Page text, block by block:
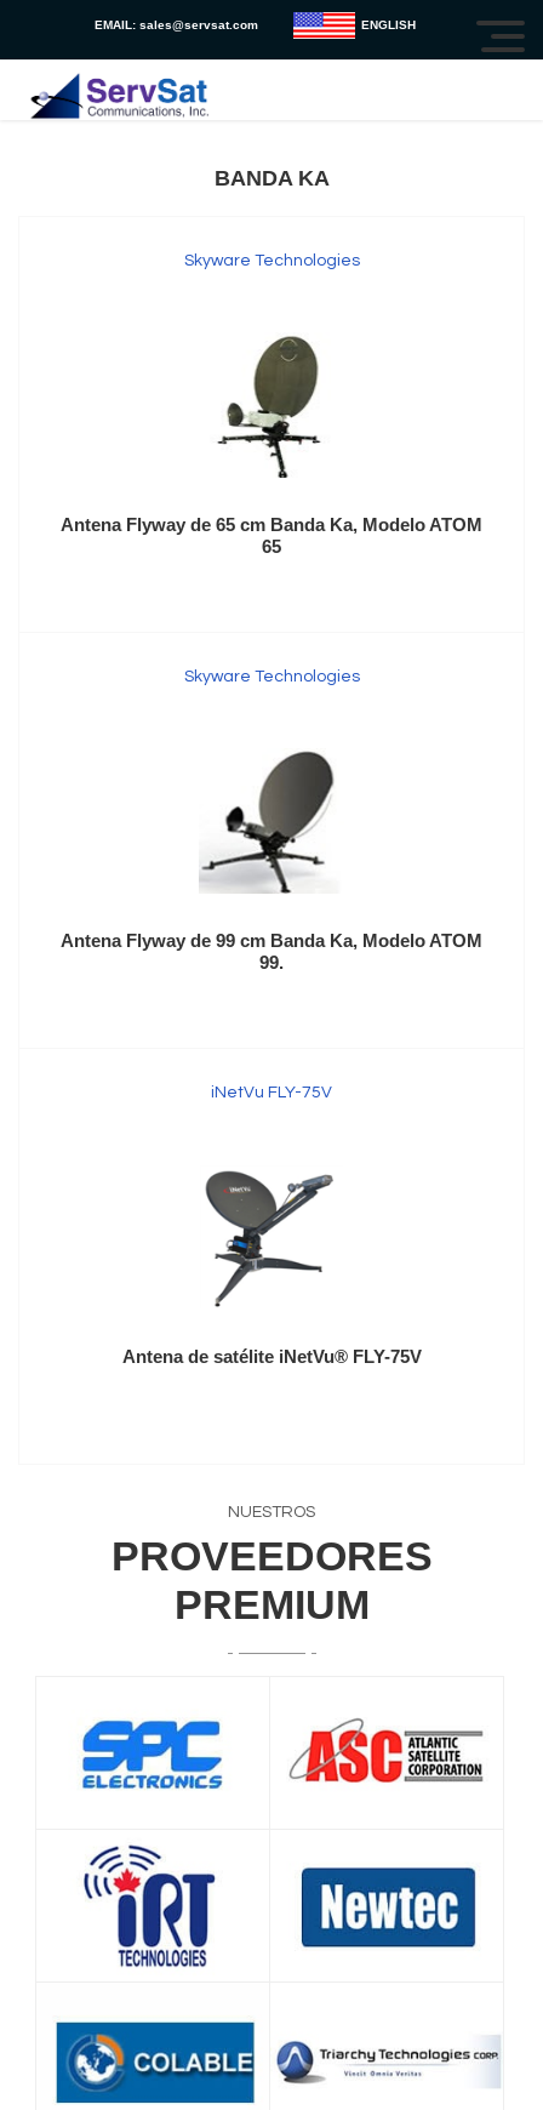
EMAIL: sales@servsat.com ENGLISH
BANDA KA
Skyware Technologies
Antena Flyway de 65 cm Banda Ka, Modelo ATOM
65
Skyware Technologies
Antena Flyway de 99 cm Banda Ka, Modelo ATOM
99.
iNetVu FLY-75V
Antena de satélite iNetVu® FLY-75V
NUESTROS
PROVEEDORES
PREMIUM